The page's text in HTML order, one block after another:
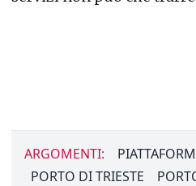
ARGOMENTI:
PORTO DI TRIESTE